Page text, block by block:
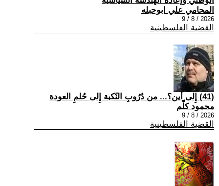
المحامي علي ابوحبله
2026 / 8 / 9
القضية الفلسطينية
(41) إِلى أين؟... من دُرُوبِ النّكبة إِلى حُلمِ العودة
محمود كلّم
2026 / 8 / 9
القضية الفلسطينية